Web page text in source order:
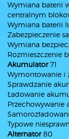
Wymiana baterii
centralnym
Wymiana baterii
Zabezpieczenie
Wymiana
Rozmieszczenie
Akumulator71
Wymontowanie i
Sprawdzanie
Ładowanie
Przechowywanie
Typowe
Alternator80